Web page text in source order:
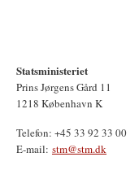
Statsministeriet
Prins Jørgens Gård 11
1218 København K
Telefon: +45 33 92 33 00
E-mail: stm@stm.dk